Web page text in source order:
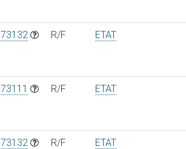
73132 R/F ETAT
73111 R/F ETAT
73132 R/F ETAT